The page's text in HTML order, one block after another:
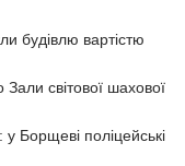
будівлю вартістю
світової шахової
Борщеві поліцейські